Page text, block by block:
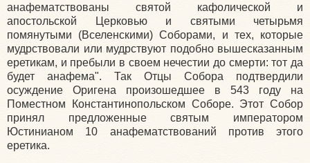
анафематствованы святой кафолической и
апостольской Церковью и святыми четырьмя
помянутыми (Вселенскими) Соборами, и тех, которые
мудрствовали или мудрствуют подобно вышесказанным
еретикам, и пребыли в своем нечестии до смерти: тот да
будет анафема". Так Отцы Собора подтвердили
осуждение Оригена произошедшее в 543 году на
Поместном Константинопольском Соборе. Этот Собор
принял предложенные святым императором
Юстинианом 10 анафематствований против этого
еретика.